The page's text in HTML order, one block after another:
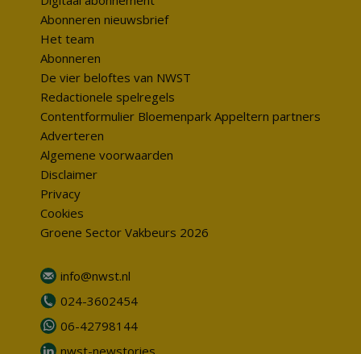
Abonneren nieuwsbrief
Het team
Abonneren
De vier beloftes van NWST
Redactionele spelregels
Contentformulier Bloemenpark Appeltern partners
Adverteren
Algemene voorwaarden
Disclaimer
Privacy
Cookies
Groene Sector Vakbeurs 2026
info@nwst.nl
024-3602454
06-42798144